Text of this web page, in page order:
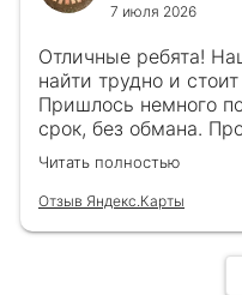
7 июля 2026
Отличные ребята!
найти трудно и
Пришлось немного
срок, без обмана.
Буду ещё обращаться!
Читать полностью
Отзыв Яндекс.Карты